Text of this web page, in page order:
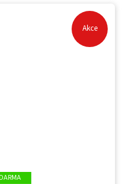
Akce